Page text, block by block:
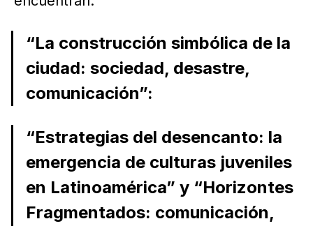
“La construcción simbólica de la
ciudad: sociedad, desastre,
comunicación”:
“Estrategias del desencanto: la
emergencia de culturas juveniles
en Latinoamérica” y “Horizontes
Fragmentados: comunicación,